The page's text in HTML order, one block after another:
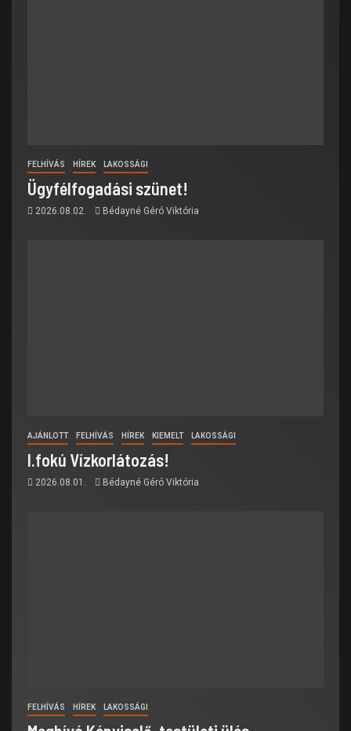
FELHÍVÁS HÍREK LAKOSSÁGI
Ügyfélfogadási szünet!
2026.08.02. Bédayné Géró Viktória
AJÁNLOTT FELHÍVÁS HÍREK KIEMELT LAKOSSÁGI
I.fokú Vízkorlátozás!
2026.08.01. Bédayné Géró Viktória
FELHÍVÁS HÍREK LAKOSSÁGI